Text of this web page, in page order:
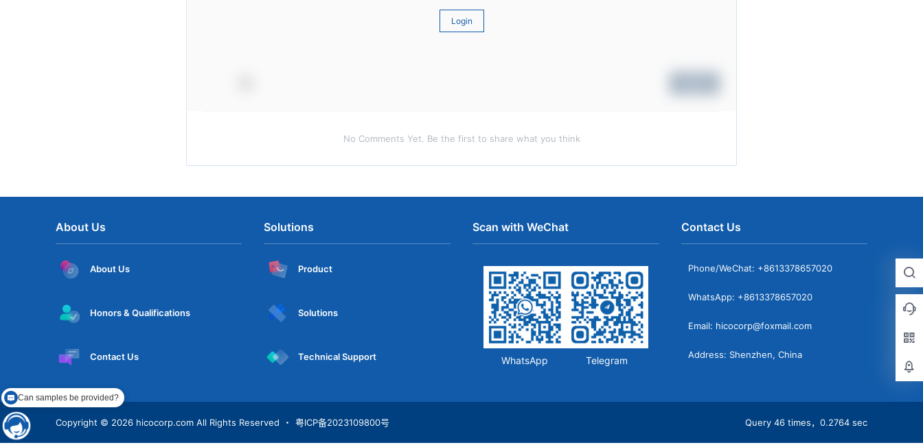
Login
No Comments Yet. Be the first to share what you think
About Us
About Us
Honors & Qualifications
Contact Us
Solutions
Product
Solutions
Technical Support
Scan with WeChat
WhatsApp Telegram
Contact Us
Phone/WeChat: +8613378657020
WhatsApp: +8613378657020
Email: hicocorp@foxmail.com
Address: Shenzhen, China
Copyright © 2026hicocorp.com All Rights Reserved ・ 粤ICP备2023109800号 Query 46 times，0.2764 sec
Can samples be provided?